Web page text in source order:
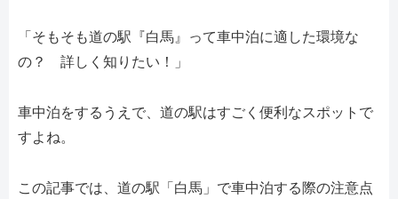
「そもそも道の駅『白馬』って車中泊に適した環境な
の？ 詳しく知りたい！」
車中泊をするうえで、道の駅はすごく便利なスポットで
すよね。
この記事では、道の駅「白馬」で車中泊する際の注意点